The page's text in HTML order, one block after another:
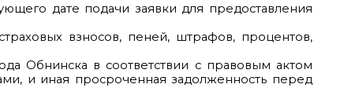
дате подачи заявки для предоставления
взносов, пеней, штрафов, процентов,
Обнинска в соответствии с правовым актом
и иная просроченная задолженность перед